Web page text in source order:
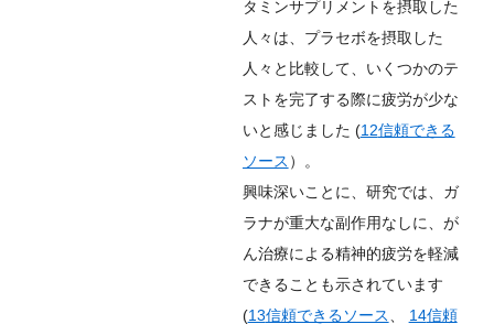
タミンサプリメントを摂取した
人々は、プラセボを摂取した
人々と比較して、いくつかのテ
ストを完了する際に疲労が少な
いと感じました (12信頼できる
ソース ）。
興味深いことに、研究では、ガ
ラナが重大な副作用なしに、が
ん治療による精神的疲労を軽減
できることも示されています
(13信頼できるソース 14信頼